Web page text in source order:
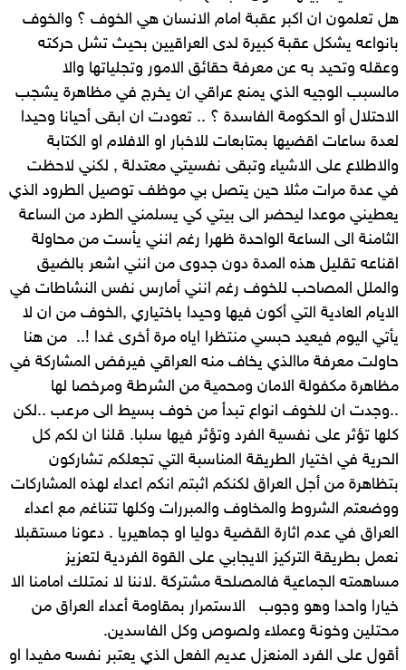
هل تعلمون ان اكبر عقبة امام الانسان هي الخوف ؟ والخوف
بانواعه يشكل عقبة كبيرة لدى العراقيين بحيث تشل حركته
وعقله وتحيد به عن معرفة حقائق الامور وتجلياتها والا
مالسبب الوجيه الذي يمنع عراقي ان يخرج في مظاهرة يشجب
الاحتلال أو الحكومة الفاسدة ؟ .. تعودت ان ابقى أحيانا وحيدا
لعدة ساعات اقضيها بمتابعات للاخبار او الافلام او الكتابة
والاطلاع على الاشياء وتبقى نفسيتي معتدلة , لكني لاحظت
في عدة مرات مثلا حين يتصل بي موظف توصيل الطرود الذي
يعطيني موعدا ليحضر الى بيتي كي يسلمني الطرد من الساعة
الثامنة الى الساعة الواحدة ظهرا رغم انني يأست من محاولة
اقناعه تقليل هذه المدة دون جدوى من انني اشعر بالضيق
والملل المصاحب للخوف رغم انني أمارس نفس النشاطات في
الايام العادية التي أكون فيها وحيدا باختياري ,الخوف من ان لا
يأتي اليوم فيعيد حبسي منتظرا اياه مرة أخرى غدا !.. من هنا
حاولت معرفة ماالذي يخاف منه العراقي فيرفض المشاركة في
مظاهرة مكفولة الامان ومحمية من الشرطة ومرخصا لها
..وجدت ان للخوف انواع تبدأ من خوف بسيط الى مرعب ..لكن
كلها تؤثر على نفسية الفرد وتؤثر فيها سلبا. قلنا ان لكم كل
الحرية في اختيار الطريقة المناسبة التي تجعلكم تشاركون
بتظاهرة من أجل العراق لكنكم اثبتم انكم اعداء لهذه المشاركات
ووضعتم الشروط والمخاوف والمبررات وكلها تتناغم مع اعداء
العراق في عدم اثارة القضية دوليا او جماهيريا . دعونا مستقبلا
نعمل بطريقة التركيز الايجابي على القوة الفردية لتعزيز
مساهمته الجماعية فالمصلحة مشتركة .لاننا لا نمتلك امامنا الا
خيارا واحدا وهو وجوب الاستمرار بمقاومة أعداء العراق من
محتلين وخونة وعملاء ولصوص وكل الفاسدين.
أقول على الفرد المنعزل عديم الفعل الذي يعتبر نفسه مفيدا او